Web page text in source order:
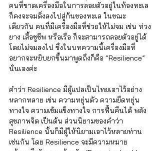
คนที่ขาดเครื่องมือในการลอยตัวอยู่ในท้องทะเล
ก็คงจะจมดิ่งลงไปสู่ก้นของทะเล ในขณะ
เดียวกัน คนที่มีเครื่องมือที่ช่วยให้ไม่จม เช่น ห่วง
ยาง เสื้อชูชีพ หรือเรือ ก็จะสามารถลอยตัวอยู่ได้
โดยไม่จมลงไป ซึ่งในบทความนี้เครื่องมือที่
อยากจะหยิบยกขึ้นมาพูดถึงก็คือ “Resilience”
นั่นเองค่ะ
คำว่า Resilience มีผู้แปลเป็นไทยเอาไว้อย่าง
หลากหลาย เช่น ความหยุ่นตัว ความยืดหยุ่น
ทางใจ ความเข้มแข็งทางใจ การฟื้นคืนได้ พลัง
สุขภาพจิต เป็นต้น ส่วนนิยามของคำว่า
Resilience นั้นก็มีผู้ให้นิยามเอาไว้หลายท่าน
เช่นกัน โดย Resilience จะมีความหมาย